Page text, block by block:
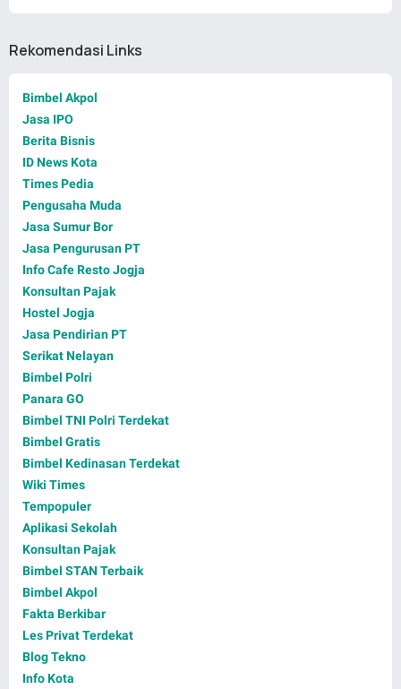
Rekomendasi Links
Bimbel Akpol
Jasa IPO
Berita Bisnis
ID News Kota
Times Pedia
Pengusaha Muda
Jasa Sumur Bor
Jasa Pengurusan PT
Info Cafe Resto Jogja
Konsultan Pajak
Hostel Jogja
Jasa Pendirian PT
Serikat Nelayan
Bimbel Polri
Panara GO
Bimbel TNI Polri Terdekat
Bimbel Gratis
Bimbel Kedinasan Terdekat
Wiki Times
Tempopuler
Aplikasi Sekolah
Konsultan Pajak
Bimbel STAN Terbaik
Bimbel Akpol
Fakta Berkibar
Les Privat Terdekat
Blog Tekno
Info Kota